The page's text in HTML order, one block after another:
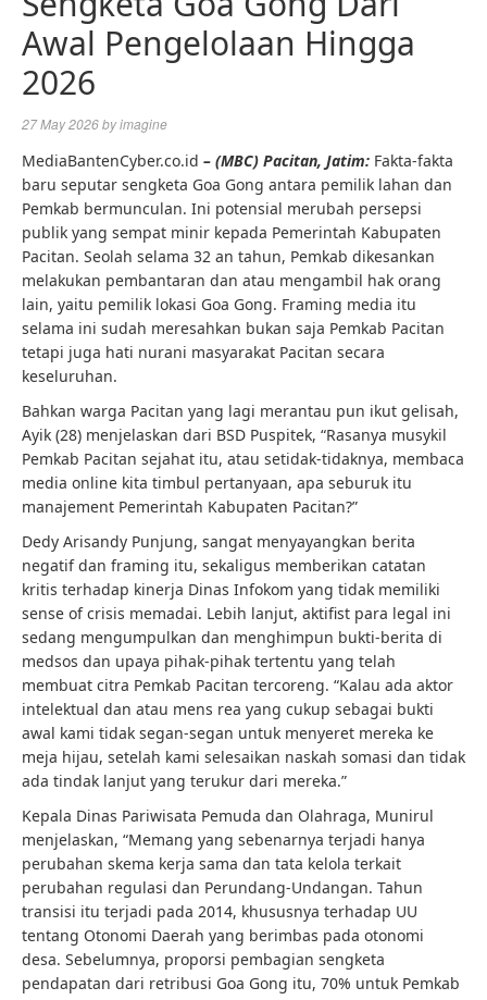
Awal Pengelolaan Hingga
2026
27 May 2026byimagine
MediaBantenCyber.co.id – (MBC) Pacitan, Jatim: Fakta-fakta
baru seputar sengketa Goa Gong antara pemilik lahan dan
Pemkab bermunculan. Ini potensial merubah persepsi
publik yang sempat minir kepada Pemerintah Kabupaten
Pacitan. Seolah selama 32 an tahun, Pemkab dikesankan
melakukan pembantaran dan atau mengambil hak orang
lain, yaitu pemilik lokasi Goa Gong. Framing media itu
selama ini sudah meresahkan bukan saja Pemkab Pacitan
tetapi juga hati nurani masyarakat Pacitan secara
keseluruhan.
Bahkan warga Pacitan yang lagi merantau pun ikut gelisah,
Ayik (28) menjelaskan dari BSD Puspitek, “Rasanya musykil
Pemkab Pacitan sejahat itu, atau setidak-tidaknya, membaca
media online kita timbul pertanyaan, apa seburuk itu
manajement Pemerintah Kabupaten Pacitan?”
Dedy Arisandy Punjung, sangat menyayangkan berita
negatif dan framing itu, sekaligus memberikan catatan
kritis terhadap kinerja Dinas Infokom yang tidak memiliki
sense of crisis memadai. Lebih lanjut, aktifist para legal ini
sedang mengumpulkan dan menghimpun bukti-berita di
medsos dan upaya pihak-pihak tertentu yang telah
membuat citra Pemkab Pacitan tercoreng. “Kalau ada aktor
intelektual dan atau mens rea yang cukup sebagai bukti
awal kami tidak segan-segan untuk menyeret mereka ke
meja hijau, setelah kami selesaikan naskah somasi dan tidak
ada tindak lanjut yang terukur dari mereka.”
Kepala Dinas Pariwisata Pemuda dan Olahraga, Munirul
menjelaskan, “Memang yang sebenarnya terjadi hanya
perubahan skema kerja sama dan tata kelola terkait
perubahan regulasi dan Perundang-Undangan. Tahun
transisi itu terjadi pada 2014, khususnya terhadap UU
tentang Otonomi Daerah yang berimbas pada otonomi
desa. Sebelumnya, proporsi pembagian sengketa
pendapatan dari retribusi Goa Gong itu, 70% untuk Pemkab